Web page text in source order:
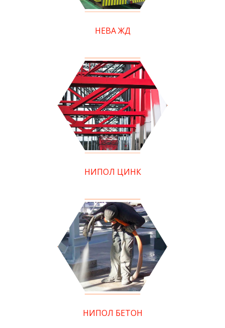
НЕВА ЖД
НИПОЛ ЦИНК
НИПОЛ БЕТОН